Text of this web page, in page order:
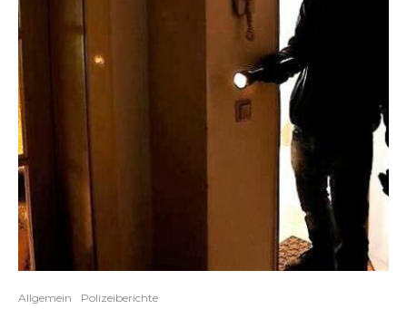
Allgemein Polizeiberichte